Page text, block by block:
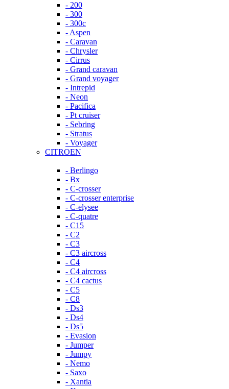
- 200
- 300
- 300c
- Aspen
- Caravan
- Chrysler
- Cirrus
- Grand caravan
- Grand voyager
- Intrepid
- Neon
- Pacifica
- Pt cruiser
- Sebring
- Stratus
- Voyager
CITROEN
- Berlingo
- Bx
- C-crosser
- C-crosser enterprise
- C-elysee
- C-quatre
- C15
- C2
- C3
- C3 aircross
- C4
- C4 aircross
- C4 cactus
- C5
- C8
- Ds3
- Ds4
- Ds5
- Evasion
- Jumper
- Jumpy
- Nemo
- Saxo
- Xantia